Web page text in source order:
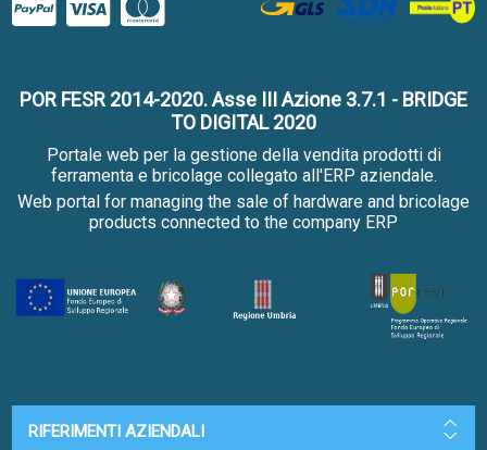
POR FESR 2014-2020. Asse III Azione 3.7.1 - BRIDGE
TO DIGITAL 2020
Portale web per la gestione della vendita prodotti di
ferramenta e bricolage collegato all'ERP aziendale.
Web portal for managing the sale of hardware and bricolage
products connected to the company ERP
RIFERIMENTI AZIENDALI